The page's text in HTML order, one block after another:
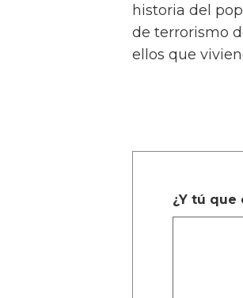
historia del
de terrorismo
ellos que
¿Y tú que